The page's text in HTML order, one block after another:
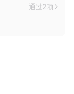
通过2项